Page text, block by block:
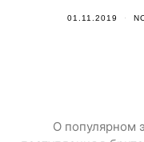
01.11.2019
О популярном